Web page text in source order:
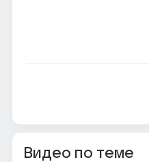
Видео по теме